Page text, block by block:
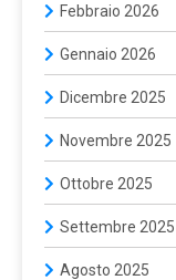
Febbraio 2026
Gennaio 2026
Dicembre 2025
Novembre 2025
Ottobre 2025
Settembre 2025
Agosto 2025